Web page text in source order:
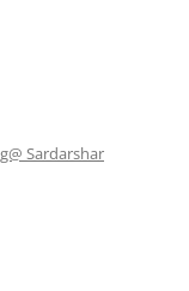
Sardarshar